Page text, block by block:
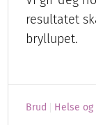
resultatet
bryllupet.
Brud Helse